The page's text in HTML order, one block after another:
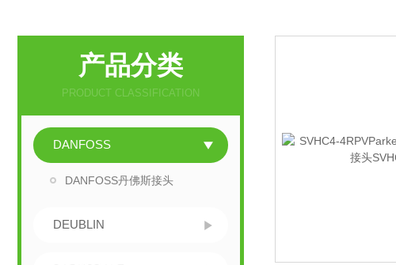
产品分类
PRODUCT CLASSIFICATION
DANFOSS
DANFOSS丹佛斯接头
DEUBLIN